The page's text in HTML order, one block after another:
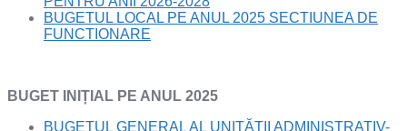
BUGETUL LOCAL PE ANUL 2025 SECTIUNEA DE
FUNCTIONARE
BUGET INIȚIAL PE ANUL 2025
BUGETUL GENERAL AL UNITĂŢII ADMINISTRATIV-